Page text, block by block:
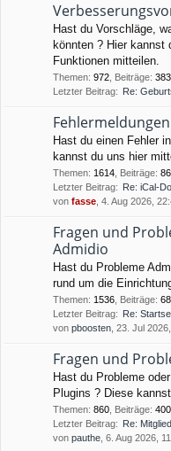
Hast du Vorschläge,
könnten ? Hier kannst
Funktionen mitteilen.
Themen: 972 Beiträge:
Letzter Beitrag: Re:
Fehlermeldungen
Hast du einen Fehler
kannst du uns hier
Themen: 1614 Beiträge:
Letzter Beitrag: Re: iCal-
von fasse , 4. Aug 2026,
Fragen und
Admidio
Hast du Probleme
rund um die
Themen: 1536 Beiträge:
Letzter Beitrag: Re:
von pboosten , 23. Jul
Fragen und
Hast du Probleme
Plugins ? Diese
Themen: 860 Beiträge:
Letzter Beitrag: Re:
von pauthe , 6. Aug 2026,